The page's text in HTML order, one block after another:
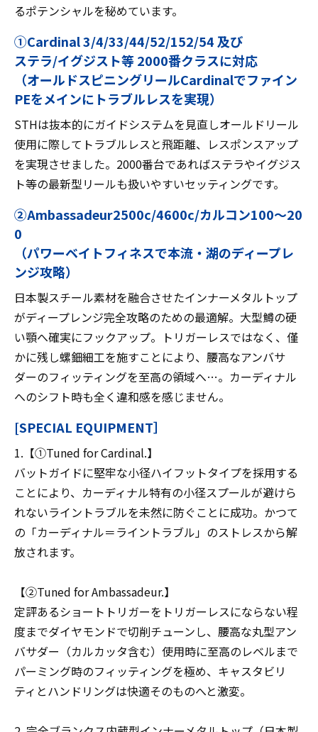
るポテンシャルを秘めています。
①Cardinal 3/4/33/44/52/152/54 及び
ステラ/イグジスト等 2000番クラスに対応
（オールドスピニングリールCardinalでファイン
PEをメインにトラブルレスを実現）
STHは抜本的にガイドシステムを見直しオールドリール
使用に際してトラブルレスと飛距離、レスポンスアップ
を実現させました。2000番台であればステラやイグジス
ト等の最新型リールも扱いやすいセッティングです。
②Ambassadeur2500c/4600c/カルコン100～20
0
（パワーベイトフィネスで本流・湖のディープレ
ンジ攻略）
日本製スチール素材を融合させたインナーメタルトップ
がディープレンジ完全攻略のための最適解。大型鱒の硬
い顎へ確実にフックアップ。トリガーレスではなく、僅
かに残し螺鈿細工を施すことにより、腰高なアンバサ
ダーのフィッティングを至高の領域へ…。カーディナル
へのシフト時も全く違和感を感じません。
[SPECIAL EQUIPMENT］
1.【①Tuned for Cardinal.】
バットガイドに堅牢な小径ハイフットタイプを採用する
ことにより、カーディナル特有の小径スプールが避けら
れないライントラブルを未然に防ぐことに成功。かつて
の「カーディナル＝ライントラブル」のストレスから解
放されます。
【②Tuned for Ambassadeur.】
定評あるショートトリガーをトリガーレスにならない程
度までダイヤモンドで切削チューンし、腰高な丸型アン
バサダー（カルカッタ含む）使用時に至高のレベルまで
パーミング時のフィッティングを極め、キャスタビリ
ティとハンドリングは快適そのものへと激変。